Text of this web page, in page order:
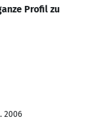
Profil zu
2006